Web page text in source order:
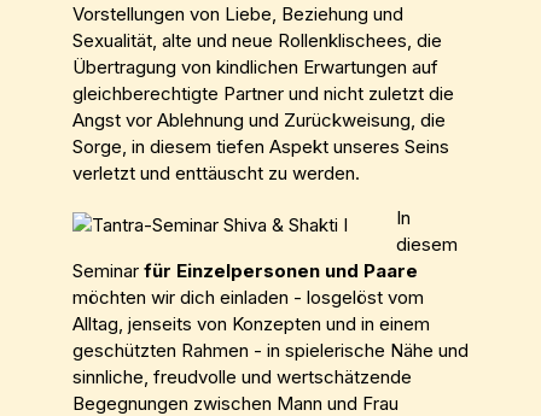
Vorstellungen von Liebe, Beziehung und
Sexualität, alte und neue Rollenklischees, die
Übertragung von kindlichen Erwartungen auf
gleichberechtigte Partner und nicht zuletzt die
Angst vor Ablehnung und Zurückweisung, die
Sorge, in diesem tiefen Aspekt unseres Seins
verletzt und enttäuscht zu werden.
In
diesem
Seminar für Einzelpersonen und Paare
möchten wir dich einladen - losgelöst vom
Alltag, jenseits von Konzepten und in einem
geschützten Rahmen - in spielerische Nähe und
sinnliche, freudvolle und wertschätzende
Begegnungen zwischen Mann und Frau